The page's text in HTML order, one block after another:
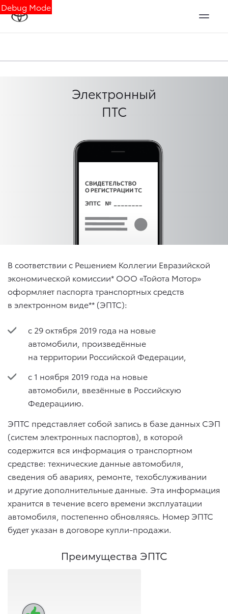
Debug Mode
Электронный
ПТС
В соответствии с Решением Коллегии Евразийской
экономической комиссии* ООО «Тойота Мотор»
оформляет паспорта транспортных средств
в электронном виде** (ЭПТС):
c 29 октября 2019 года на новые
автомобили, произведённые
на территории Российской Федерации,
с 1 ноября 2019 года на новые
автомобили, ввезённые в Российскую
Федерациию.
ЭПТС представляет собой запись в базе данных СЭП
(систем электронных паспортов), в которой
содержится вся информация о транспортном
средстве: технические данные автомобиля,
сведения об авариях, ремонте, техобслуживании
и другие дополнительные данные. Эта информация
хранится в течение всего времени эксплуатации
автомобиля, постепенно обновляясь. Номер ЭПТС
будет указан в договоре купли-продажи.
Преимущества ЭПТС